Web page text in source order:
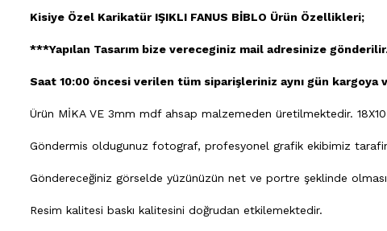
Kisiye Özel Karikatür IŞIKLI FANUS BİBLO Ürün Özellikleri;
***Yapılan Tasarım bize vereceginiz mail adresinize
Saat 10:00 öncesi verilen tüm siparişleriniz aynı gün kargoya
Ürün MİKA VE 3mm mdf ahsap malzemeden üretilmektedir.
Göndermis oldugunuz fotograf, profesyonel grafik ekibimiz
Göndereceğiniz görselde yüzünüzün net ve portre şeklinde
Resim kalitesi baskı kalitesini doğrudan etkilemektedir.